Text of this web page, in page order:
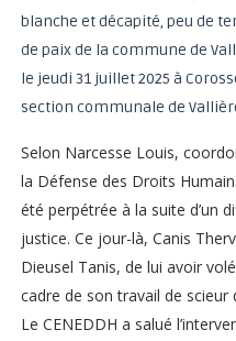
blanche et décapité, peu de
de paix de la commune de
le jeudi 31 juillet 2025 à
section communale de
Selon Narcesse Louis,
la Défense des Droits
été perpétrée à la suite d’un
justice. Ce jour-là, Canis
Dieusel Tanis, de lui avoir
cadre de son travail de scieur
Le CENEDDH a salué